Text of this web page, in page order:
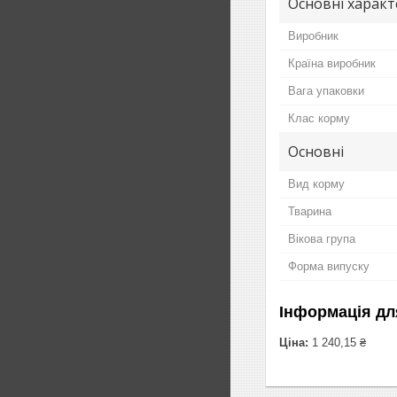
Виробник
Країна виробник
Вага упаковки
Клас корму
Основні
Вид корму
Тварина
Вікова група
Форма випуску
Інформація
Ціна: 1 240,15 ₴